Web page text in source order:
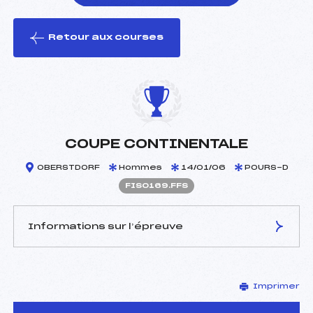
le ski
Retour aux courses
COUPE CONTINENTALE
OBERSTDORF Hommes 14/01/06 POURS-D
FIS0169.FFS
Informations sur l’épreuve
–
D.T Adjoint :
–
Imprimer